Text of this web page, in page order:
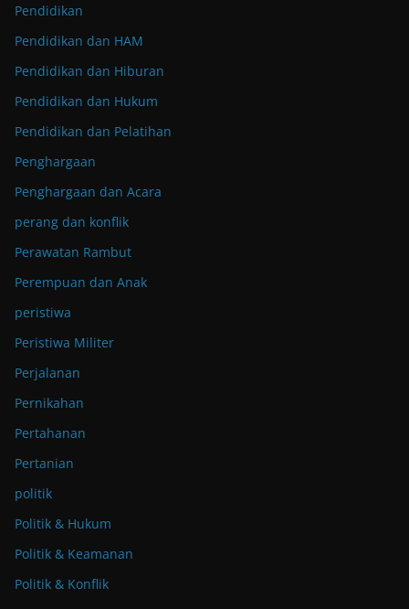
Pendidikan
Pendidikan dan HAM
Pendidikan dan Hiburan
Pendidikan dan Hukum
Pendidikan dan Pelatihan
Penghargaan
Penghargaan dan Acara
perang dan konflik
Perawatan Rambut
Perempuan dan Anak
peristiwa
Peristiwa Militer
Perjalanan
Pernikahan
Pertahanan
Pertanian
politik
Politik & Hukum
Politik & Keamanan
Politik & Konflik